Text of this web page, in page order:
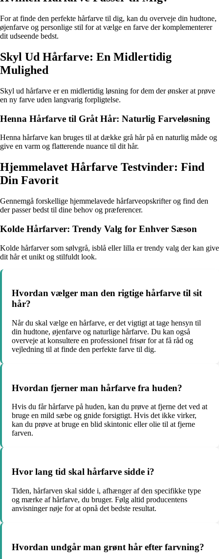
For at finde den perfekte hårfarve til dig, kan du overveje din hudtone,
øjenfarve og personlige stil for at vælge en farve der komplementerer
dit udseende bedst.
Skyl Ud Hårfarve: En Midlertidig
Mulighed
Skyl ud hårfarve er en midlertidig løsning for dem der ønsker at prøve
en ny farve uden langvarig forpligtelse.
Henna Hårfarve til Gråt Hår: Naturlig Farveløsning
Henna hårfarve kan bruges til at dække grå hår på en naturlig måde og
give en varm og flatterende nuance til dit hår.
Hjemmelavet Hårfarve Testvinder: Find
Din Favorit
Gennemgå forskellige hjemmelavede hårfarveopskrifter og find den
der passer bedst til dine behov og præferencer.
Kolde Hårfarver: Trendy Valg for Enhver Sæson
Kolde hårfarver som sølvgrå, isblå eller lilla er trendy valg der kan give
dit hår et unikt og stilfuldt look.
Hvordan vælger man den rigtige hårfarve til sit
hår?
Når du skal vælge en hårfarve, er det vigtigt at tage hensyn til
din hudtone, øjenfarve og naturlige hårfarve. Du kan også
overveje at konsultere en professionel frisør for at få råd og
vejledning til at finde den perfekte farve til dig.
Hvordan fjerner man hårfarve fra huden?
Hvis du får hårfarve på huden, kan du prøve at fjerne det ved at
bruge en mild sæbe og gnide forsigtigt. Hvis det ikke virker,
kan du prøve at bruge en blid skintonic eller olie til at fjerne
farven.
Hvor lang tid skal hårfarve sidde i?
Tiden, hårfarven skal sidde i, afhænger af den specifikke type
og mærke af hårfarve, du bruger. Følg altid producentens
anvisninger nøje for at opnå det bedste resultat.
Hvordan undgår man grønt hår efter farvning?